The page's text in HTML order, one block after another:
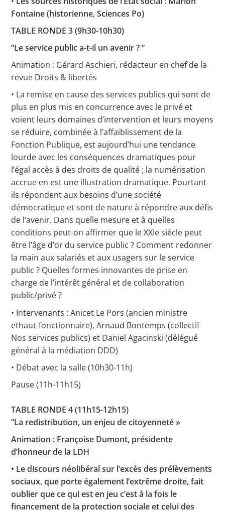
Fontaine (historienne, Sciences Po)
TABLE RONDE 3 (9h30-10h30)
“Le service public a-t-il un avenir ? ”
Animation : Gérard Aschieri, rédacteur en chef de la
revue Droits & libertés
• La remise en cause des services publics qui sont de
plus en plus mis en concurrence avec le privé et
voient leurs domaines d’intervention et leurs moyens
se réduire, combinée à l’affaiblissement de la
Fonction Publique, est aujourd’hui une tendance
lourde avec les conséquences dramatiques pour
l’égal accès à des droits de qualité ; la numérisation
accrue en est une illustration dramatique. Pourtant
ils répondent aux besoins d’une société
démocratique et sont de nature à répondre aux défis
de l’avenir. Dans quelle mesure et à quelles
conditions peut-on affirmer que le XXIe siècle peut
être l’âge d’or du service public ? Comment redonner
la main aux salariés et aux usagers sur le service
public ? Quelles formes innovantes de prise en
charge de l’intérêt général et de collaboration
public/privé ?
• Intervenants : Anicet Le Pors (ancien ministre
ethaut-fonctionnaire), Arnaud Bontemps (collectif
Nos services publics) et Daniel Agacinski (délégué
général à la médiation DDD)
• Débat avec la salle (10h30-11h)
Pause (11h-11h15)
TABLE RONDE 4 (11h15-12h15)
“La redistribution, un enjeu de citoyenneté »
Animation : Françoise Dumont, présidente
d’honneur de la LDH
• Le discours néolibéral sur l’excès des prélèvements
sociaux, que porte également l’extrême droite, fait
oublier que ce qui est en jeu c’est à la fois le
financement de la protection sociale et celui des